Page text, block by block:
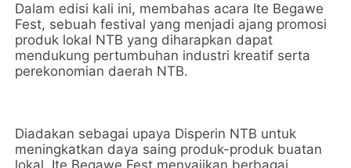
Dalam edisi kali ini, membahas acara Ite Begawe
Fest, sebuah festival yang menjadi ajang promosi
produk lokal NTB yang diharapkan dapat
mendukung pertumbuhan industri kreatif serta
perekonomian daerah NTB.
Diadakan sebagai upaya Disperin NTB untuk
meningkatkan daya saing produk-produk buatan
lokal, Ite Begawe Fest menyajikan berbagai